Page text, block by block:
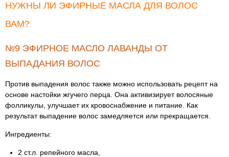
НУЖНЫ ЛИ ЭФИРНЫЕ МАСЛА ДЛЯ ВОЛОС
ВАМ?
№9 ЭФИРНОЕ МАСЛО ЛАВАНДЫ ОТ
ВЫПАДАНИЯ ВОЛОС
Против выпадения волос также можно использовать рецепт на
основе настойки жгучего перца. Она активизирует волосяные
фолликулы, улучшает их кровоснабжение и питание. Как
результат выпадение волос замедляется или прекращается.
Ингредиенты:
2 ст.л. репейного масла,